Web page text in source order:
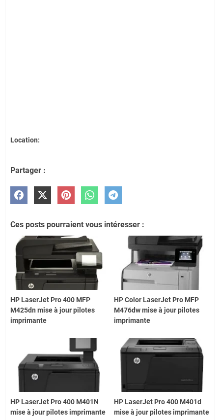
Location:
Partager :
Ces posts pourraient vous intéresser :
HP LaserJet Pro 400 MFP
M425dn mise à jour pilotes
imprimante
HP Color LaserJet Pro MFP
M476dw mise à jour pilotes
imprimante
HP LaserJet Pro 400 M401N
mise à jour pilotes imprimante
HP LaserJet Pro 400 M401d
mise à jour pilotes imprimante